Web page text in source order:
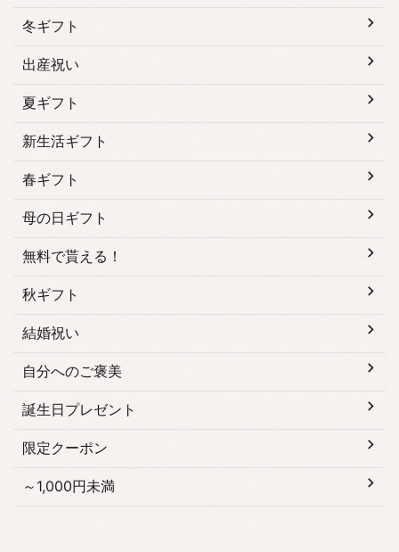
冬ギフト
出産祝い
夏ギフト
新生活ギフト
春ギフト
母の日ギフト
無料で貰える！
秋ギフト
結婚祝い
自分へのご褒美
誕生日プレゼント
限定クーポン
～1,000円未満